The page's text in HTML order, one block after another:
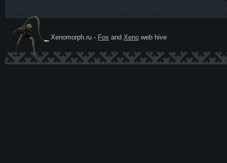
Ксеномо
Xenomorph.ru - Fox and Xeno web hive